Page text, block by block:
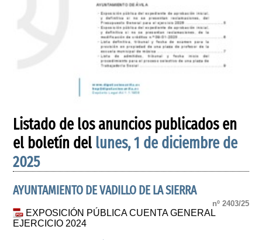
Listado de los anuncios publicados en
el boletín del lunes, 1 de diciembre de
2025
AYUNTAMIENTO DE VADILLO DE LA SIERRA
nº 2403/25
EXPOSICIÓN PÚBLICA CUENTA GENERAL
EJERCICIO 2024